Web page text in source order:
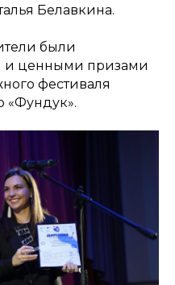
Белавкина.
были
и ценными призами
фестиваля
«Фундук».